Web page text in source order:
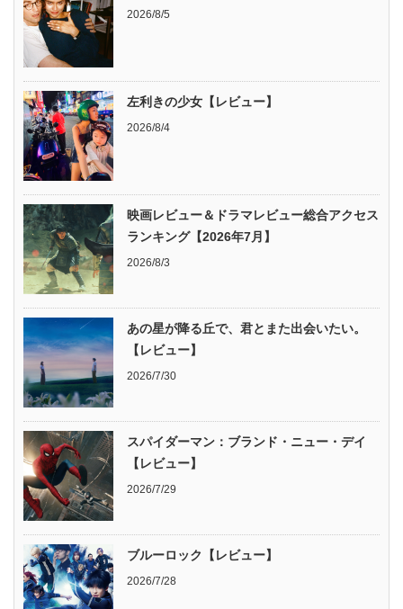
2026/8/5
左利きの少女【レビュー】
2026/8/4
映画レビュー＆ドラマレビュー総合アクセス
ランキング【2026年7月】
2026/8/3
あの星が降る丘で、君とまた出会いたい。
【レビュー】
2026/7/30
スパイダーマン：ブランド・ニュー・デイ
【レビュー】
2026/7/29
ブルーロック【レビュー】
2026/7/28